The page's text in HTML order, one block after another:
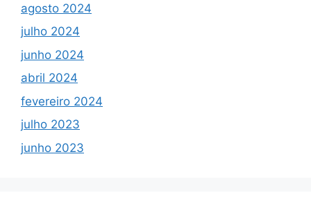
agosto 2024
julho 2024
junho 2024
abril 2024
fevereiro 2024
julho 2023
junho 2023